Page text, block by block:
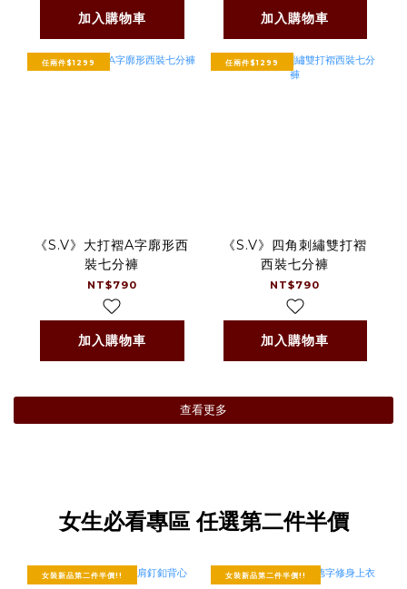
加入購物車 加入購物車
任兩件$1299
《S.V》大打褶A字廓形西
裝七分褲
NT$790
加入購物車
任兩件$1299
《S.V》四角刺繡雙打褶
西裝七分褲
NT$790
加入購物車
查看更多
女生必看專區 任選第二件半價
女裝新品第二件半價!! 女裝新品第二件半價!!